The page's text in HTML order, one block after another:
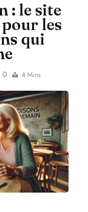
: le site
les
qui
0 4 Mins